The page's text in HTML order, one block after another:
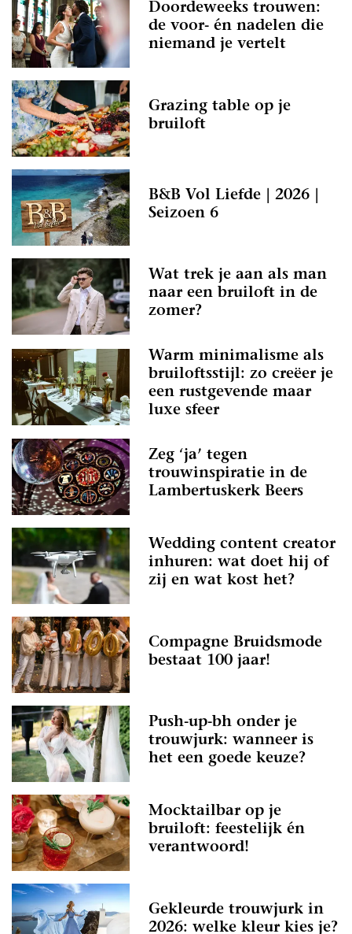
Doordeweeks trouwen:
de voor- én nadelen die
niemand je vertelt
Grazing table op je
bruiloft
B&B Vol Liefde | 2026 |
Seizoen 6
Wat trek je aan als man
naar een bruiloft in de
zomer?
Warm minimalisme als
bruiloftsstijl: zo creëer je
een rustgevende maar
luxe sfeer
Zeg ‘ja’ tegen
trouwinspiratie in de
Lambertuskerk Beers
Wedding content creator
inhuren: wat doet hij of
zij en wat kost het?
Compagne Bruidsmode
bestaat 100 jaar!
Push-up-bh onder je
trouwjurk: wanneer is
het een goede keuze?
Mocktailbar op je
bruiloft: feestelijk én
verantwoord!
Gekleurde trouwjurk in
2026: welke kleur kies je?